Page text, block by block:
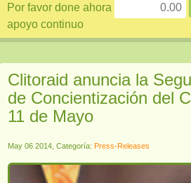
Por favor done ahora
apoyo continuo
Clitoraid anuncia la
de Concientización del
11 de Mayo
May 06 2014, Categoría: Press-Releases